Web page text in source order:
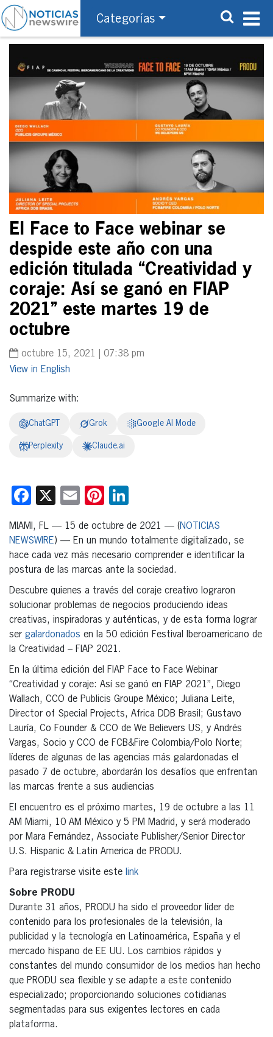
Categorías
El Face to Face webinar se
despide este año con una
edición titulada “Creatividad y
coraje: Así se ganó en FIAP
2021” este martes 19 de
octubre
octubre 15, 2021 | 07:38 pm
English
Summarize with:
ChatGPT Grok Google AI Mode
Perplexity Claude.ai
Facebook
X EmailPinterest
MIAMI, FL — 15 de octubre de 2021 — (NOTICIAS
NEWSWIRE) — En un mundo totalmente digitalizado, se
hace cada vez más necesario comprender e identificar la
postura de las marcas ante la sociedad.
Descubre quienes a través del coraje creativo lograron
solucionar problemas de negocios produciendo ideas
creativas, inspiradoras y auténticas, y de esta forma lograr
ser galardonados en la 50 edición Festival Iberoamericano de
la Creatividad – FIAP 2021.
En la última edición del FIAP Face to Face Webinar
“Creatividad y coraje: Así se ganó en FIAP 2021”, Diego
Wallach, CCO de Publicis Groupe México; Juliana Leite,
Director of Special Projects, Africa DDB Brasil; Gustavo
Lauría, Co Founder & CCO de We Believers US, y Andrés
Vargas, Socio y CCO de FCB&Fire Colombia/Polo Norte;
líderes de algunas de las agencias más galardonadas el
pasado 7 de octubre, abordarán los desafíos que enfrentan
las marcas frente a sus audiencias
El encuentro es el próximo martes, 19 de octubre a las 11
AM Miami, 10 AM México y 5 PM Madrid, y será moderado
por Mara Fernández, Associate Publisher/Senior Director
U.S. Hispanic & Latin America de PRODU.
Para registrarse visite este link
Sobre PRODU
Durante 31 años, PRODU ha sido el proveedor líder de
contenido para los profesionales de la televisión, la
publicidad y la tecnología en Latinoamérica, España y el
mercado hispano de EE UU. Los cambios rápidos y
constantes del mundo consumidor de los medios han hecho
que PRODU sea flexible y se adapte a este contenido
especializado; proporcionando soluciones cotidianas
segmentadas para sus exigentes lectores en cada
plataforma.